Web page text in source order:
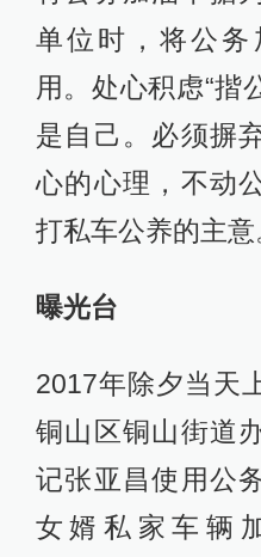
单位时，将公
用。处心积虑“揩
是自己。必须摒
心的心理，不动
打私车公养的主意
曝光台
2017年除夕当天
铜山区铜山街道
记张亚昌使用公
女婿私家车辆